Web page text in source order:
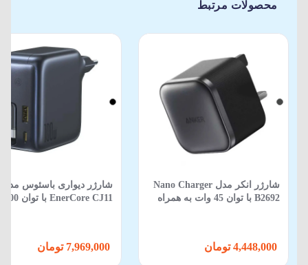
محصولات مرتبط
شارژر انکر مدل Nano Charger
B2692 با توان 45 وات به همراه
شارژر دیواری باسئوس مدل
EnerCore CJ11 با توان 100 وات